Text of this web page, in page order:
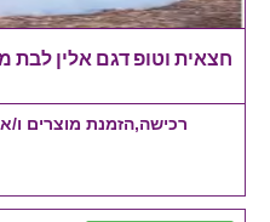
חצאית וטופ דגם אלין לבת
רכישה,הזמנת מוצרים ו/